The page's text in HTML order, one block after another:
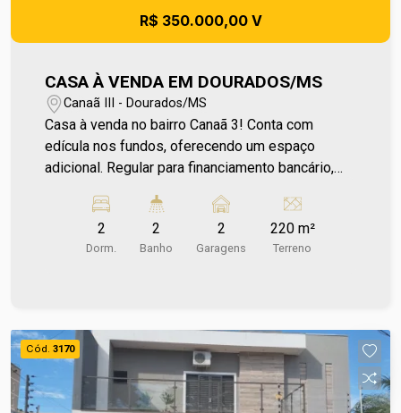
R$ 350.000,00 V
CASA À VENDA EM DOURADOS/MS
Canaã III - Dourados/MS
Casa à venda no bairro Canaã 3! Conta com
edícula nos fundos, oferecendo um espaço
adicional. Regular para financiamento bancário,
oportunidade ainda mais acessível. Localizada
em um bairro com boa infraestrutura, próxima a
padarias, mercados e praça, garante mais
ou fale diretamente com nosso Plantão de
Vendas pelo número 67 99255-6175.
2
Dorm.
2
Banho
2
Garagens
220 m²
Terreno
Cód. 3170